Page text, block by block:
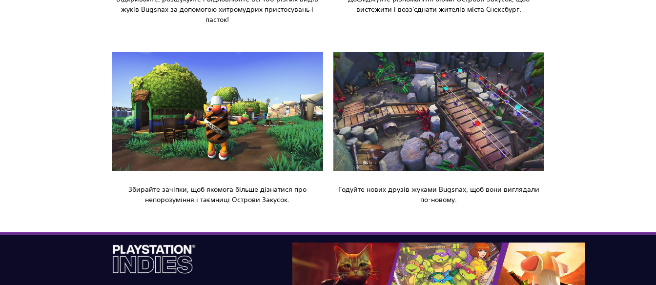
жуків Bugsnax за допомогою хитромудрих пристосувань і
пасток!
вистежити і возз'єднати жителів міста Снексбург.
Збирайте зачіпки, щоб якомога більше дізнатися про
непорозуміння і таємниці Острови Закусок.
Годуйте нових друзів жуками Bugsnax, щоб вони виглядали
по-новому.